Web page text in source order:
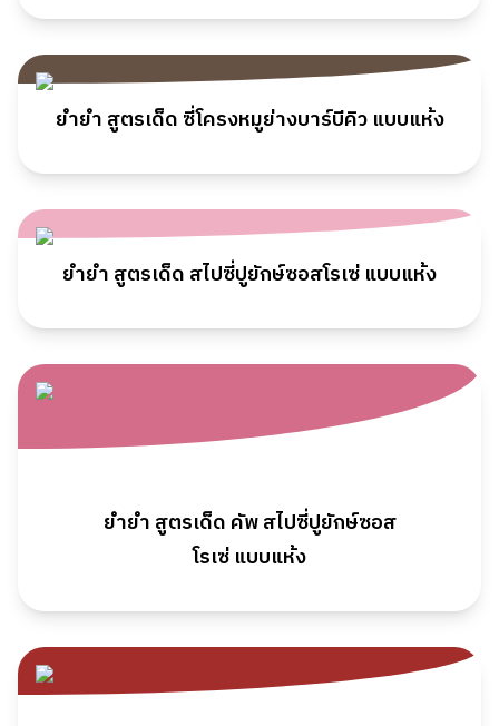
ยำยำ สูตรเด็ด ซี่โครงหมูย่างบาร์บีคิว แบบแห้ง
ยำยำ สูตรเด็ด สไปซี่ปูยักษ์ซอสโรเซ่ แบบแห้ง
ยำยำ สูตรเด็ด คัพสไปซี่ปูยักษ์ซอส
โรเซ่ แบบแห้ง